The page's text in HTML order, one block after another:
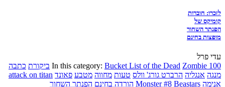
לזכרו: חוברות
קומיקס של
הפנתר השחור
מופצות בחינם
עדי פרל
In this category: Bucket List of the Dead Zombie 100 ביקורת כתבה
מנגה אנגליה הרברט גורג' וולס טעות מחווה מטבע פאונד attack on titan
אנימה
Monster #8 Beastars הורדה בחינם הפנתר השחור